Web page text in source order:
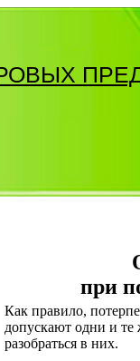
при
Как правило,
допускают одни и
разобраться в них.